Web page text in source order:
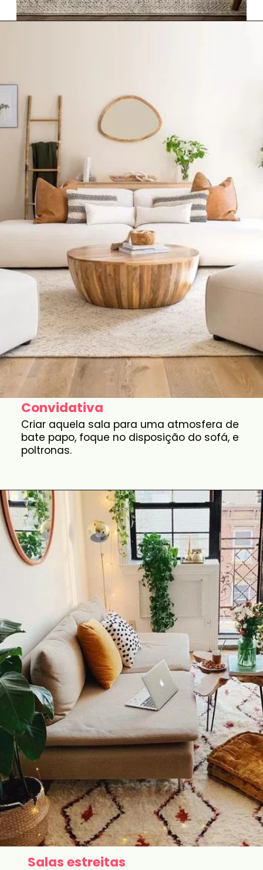
Convidativa
Criar aquela sala para uma atmosfera de
bate papo, foque no disposição do sofá, e
poltronas.
Salas estreitas